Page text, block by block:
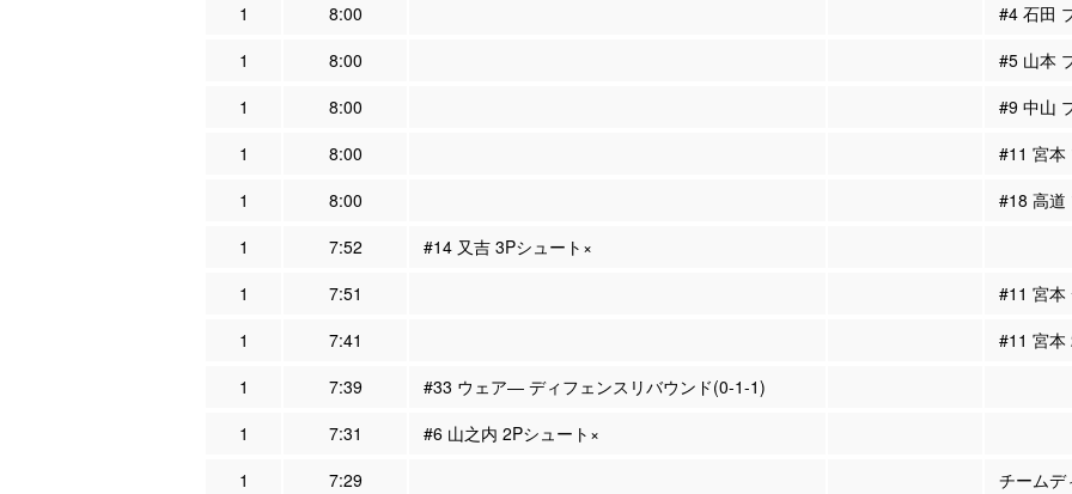
1
8:00
#4 石田
1
8:00
#5 山本
1
8:00
#9 中山
1
8:00
#11 宮本
1
8:00
#18 高道
1
7:52
#14 又吉 3Pシュート×
1
7:51
#11 宮本
1
7:41
#11 宮本
1
7:39
#33 ウェア― ディフェンスリバウンド(0-1-1)
1
7:31
#6 山之内 2Pシュート×
1
7:29 チームデ